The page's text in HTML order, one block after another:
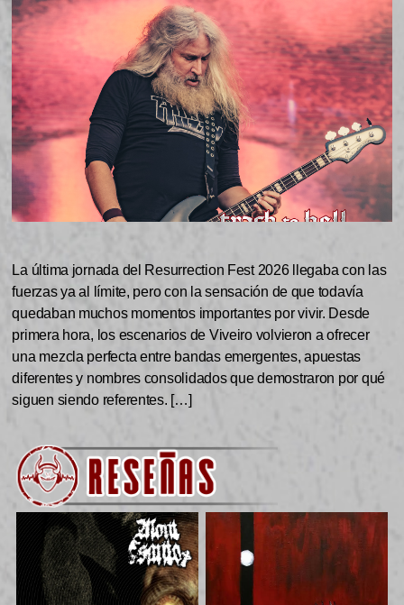
La última jornada del Resurrection Fest 2026 llegaba con las
fuerzas ya al límite, pero con la sensación de que todavía
quedaban muchos momentos importantes por vivir. Desde
primera hora, los escenarios de Viveiro volvieron a ofrecer
una mezcla perfecta entre bandas emergentes, apuestas
diferentes y nombres consolidados que demostraron por qué
siguen siendo referentes. […]